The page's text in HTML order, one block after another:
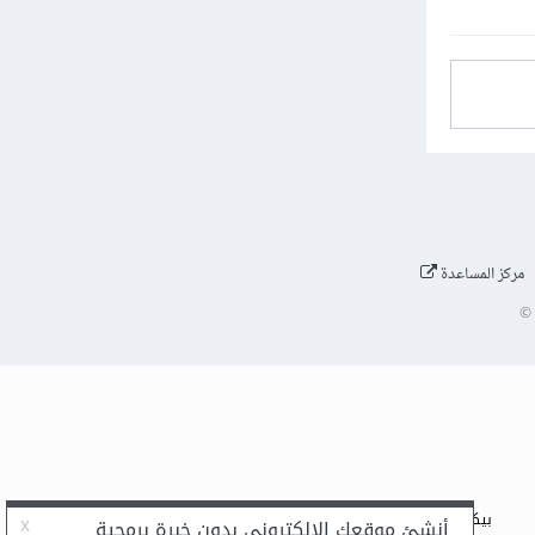
مركز المساعدة
©